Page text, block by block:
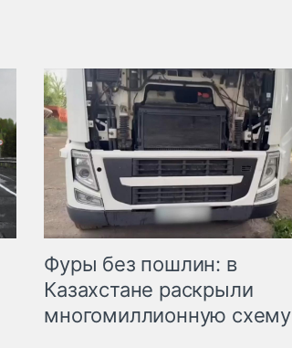
Фуры без пошлин: в
Казахстане раскрыли
многомиллионную схему